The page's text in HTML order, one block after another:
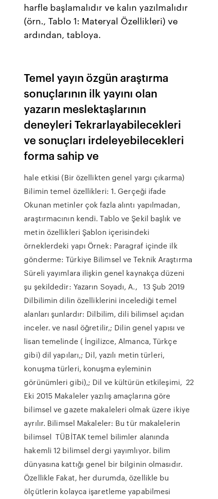
harfle başlamalıdır ve kalın yazılmalıdır
(örn., Tablo 1: Materyal Özellikleri) ve
ardından, tabloya.
Temel yayın özgün araştırma
sonuçlarının ilk yayını olan
yazarın meslektaşlarının
deneyleri Tekrarlayabilecekleri
ve sonuçları irdeleyebilecekleri
forma sahip ve
hale etkisi (Bir özellikten genel yargı çıkarma)
Bilimin temel özellikleri: 1. Gerçeği ifade
Okunan metinler çok fazla alıntı yapılmadan,
araştırmacının kendi. Tablo ve Şekil başlık ve
metin özellikleri Şablon içerisindeki
örneklerdeki yapı Örnek: Paragraf içinde ilk
gönderme: Türkiye Bilimsel ve Teknik Araştırma
Süreli yayımlara ilişkin genel kaynakça düzeni
şu şekildedir: Yazarın Soyadı, A., 13 Şub 2019
Dilbilimin dilin özelliklerini incelediği temel
alanları şunlardır: Dilbilim, dili bilimsel açıdan
inceler. ve nasıl öğretilir,; Dilin genel yapısı ve
lisan temelinde ( İngilizce, Almanca, Türkçe
gibi) dil yapıları,; Dil, yazılı metin türleri,
konuşma türleri, konuşma eyleminin
görünümleri gibi),; Dil ve kültürün etkileşimi, 22
Eki 2015 Makaleler yazılış amaçlarına göre
bilimsel ve gazete makaleleri olmak üzere ikiye
ayrılır. Bilimsel Makaleler: Bu tür makalelerin
bilimsel TÜBİTAK temel bilimler alanında
hakemli 12 bilimsel dergi yayımlıyor. bilim
dünyasına kattığı genel bir bilginin olmasıdır.
Özellikle Fakat, her durumda, özellikle bu
ölçütlerin kolayca işaretleme yapabilmesi